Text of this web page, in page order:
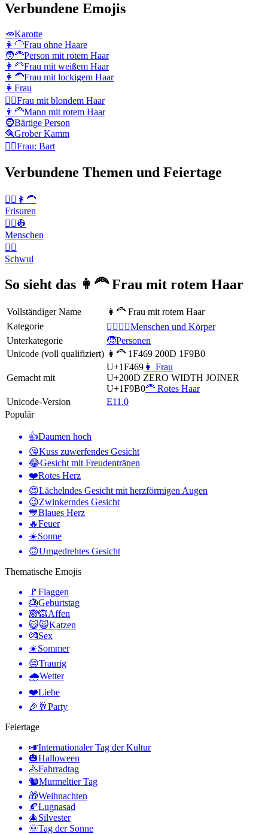
Verbundene Emojis
🥕Karotte
👩‍🦲Frau ohne Haare
🧑‍🦰Person mit rotem Haar
👩‍🦳Frau mit weißem Haar
👩‍🦱Frau mit lockigem Haar
👩 Frau
👱‍♀️Frau mit blondem Haar
👨‍🦰Mann mit rotem Haar
🧔Bärtige Person
🪮Grober Kamm
🧔‍♀️Frau: Bart
Verbundene Themen und Feiertage
👱‍♀️👩‍🦱
Frisuren
👨‍✈️👷
Menschen
🏳️‍🌈
Schwul
So sieht das 👩‍🦰 Frau mit rotem Haar
Vollständiger Name
👩‍🦰 Frau mit rotem Haar
Kategorie
👩‍❤️‍💋‍👨Menschen und Körper
Unterkategorie
🧒Personen
Unicode (voll qualifiziert) 👩‍🦰 1F469 200D 1F9B0
Gemacht mit
U+1F469 👩 Frau
U+200D ZERO WIDTH JOINER
U+1F9B0🦰 Rotes Haar
Unicode-Version
E11.0
Populär
👍Daumen hoch
😘Kuss zuwerfendes Gesicht
😂Gesicht mit Freudentränen
❤️Rotes Herz
😍Lächelndes Gesicht mit herzförmigen Augen
😉Zwinkerndes Gesicht
💙Blaues Herz
🔥Feuer
☀️Sonne
🙃Umgedrehtes Gesicht
Thematische Emojis
🚩Flaggen
🎂Geburtstag
🙈🙉Affen
😺🙀Katzen
💏Sex
☀️Sommer
😔Traurig
🌧Wetter
❤️Liebe
🎉🥂Party
Feiertage
🎺Internationaler Tag der Kultur
🎃Halloween
🚴Fahrradtag
🐿Murmeltier Tag
🎁Weihnachten
🍂Lugnasad
🎄Silvester
🌞Tag der Sonne